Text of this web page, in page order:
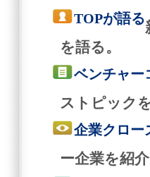
TOPが語る
を語る。
ベンチャー
ストピック
企業クロー
ー企業を紹介